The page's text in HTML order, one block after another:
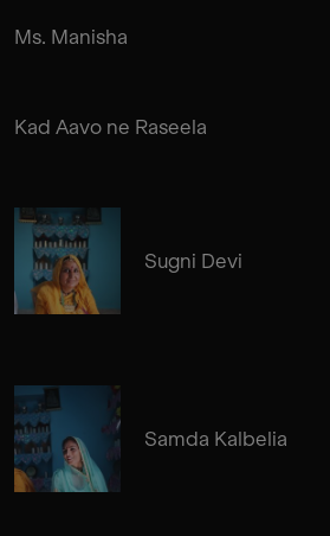
Ms. Manisha
Kad Aavo ne Raseela
Sugni Devi
Samda Kalbelia